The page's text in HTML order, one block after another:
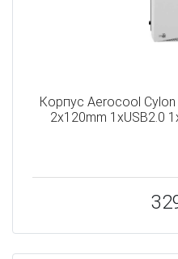
Корпус Aerocool
2x120mm 1xUSB2.0